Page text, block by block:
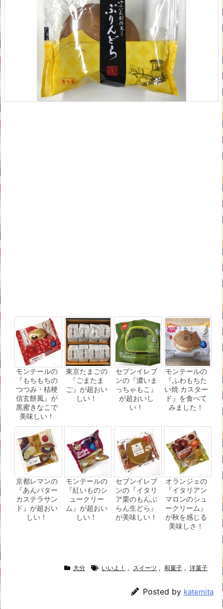
モンテールの
『もちもちの
つつみ・桔梗
信玄餅風』が
黒蜜きなこで
美味しい！
東京たまごの
『ごまたま
ご』が超おい
しい！
セブンイレブ
ンの『濃いま
っちゃもこ』
が超おいし
い！
モンテールの
『ふわもちた
い焼 カスター
ド』を食べて
みました！
京都レマンの
『あんバター
カステラサン
ド』が超おい
しい！
モンテールの
『紅いものシ
ュークリー
ム』が超おい
しい！
セブンイレブ
ンの『イタリ
ア栗のもんぶ
らん生どら』
が美味しい！
オランジェの
『イタリアン
マロンのシュ
ークリーム』
が秋を感じる
美味しさ！
大分 いいよ！ , スイーツ , 和菓子 , 洋菓子
Posted by katemita